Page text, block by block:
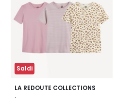
Saldi
LA REDOUTE COLLECTIONS
.